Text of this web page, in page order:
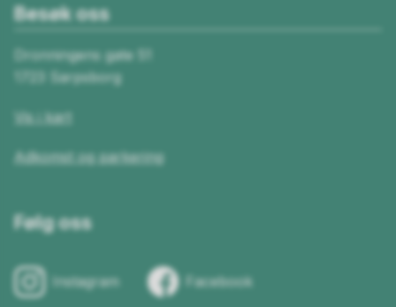
Besøk oss
Dronningens gate 51
1723 Sarpsborg
Vis i kart
Adkomst og parkering
Følg oss
Instagram Facebook